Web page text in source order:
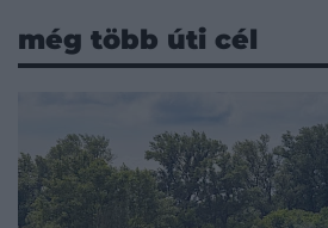
még több úti cél